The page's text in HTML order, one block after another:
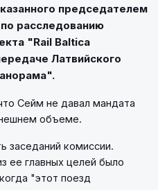
председателем
расследованию
"Rail Baltica
Латвийского
Сейм не давал мандата
объеме.
заседаний комиссии.
ее главных целей было
"этот поезд